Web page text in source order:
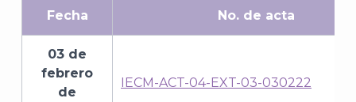
Fecha No. de acta
03 de
febrero
de
IECM-ACT-04-EXT-03-030222